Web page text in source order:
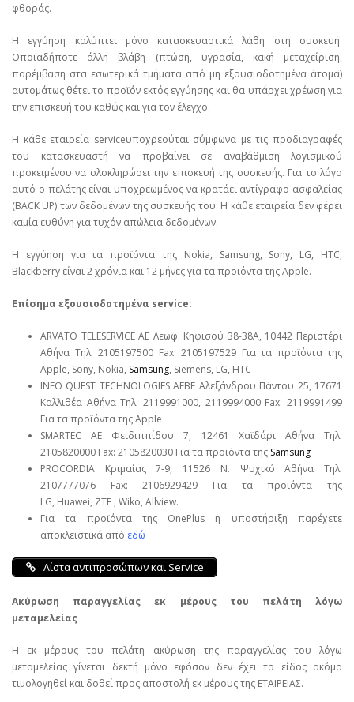
φθοράς.
Η εγγύηση καλύπτει μόνο κατασκευαστικά λάθη στη συσκευή.
Οποιαδήποτε άλλη βλάβη (πτώση, υγρασία, κακή μεταχείριση,
παρέμβαση στα εσωτερικά τμήματα από μη εξουσιοδοτημένα άτομα)
αυτομάτως θέτει το προϊόν εκτός εγγύησης και θα υπάρχει χρέωση για
την επισκευή του καθώς και για τον έλεγχο.
Η κάθε εταιρεία serviceυποχρεούται σύμφωνα με τις προδιαγραφές
του κατασκευαστή να προβαίνει σε αναβάθμιση λογισμικού
προκειμένου να ολοκληρώσει την επισκευή της συσκευής. Για το λόγο
αυτό ο πελάτης είναι υποχρεωμένος να κρατάει αντίγραφο ασφαλείας
(BACK UP) των δεδομένων της συσκευής του. Η κάθε εταιρεία δεν φέρει
καμία ευθύνη για τυχόν απώλεια δεδομένων.
Η εγγύηση για τα προϊόντα της Nokia, Samsung, Sony, LG, HTC,
Blackberry είναι 2 χρόνια και 12 μήνες για τα προϊόντα της Apple.
Επίσημα εξουσιοδοτημένα service:
ARVATO TELESERVICE ΑΕ Λεωφ. Κηφισού 38-38Α, 10442 Περιστέρι
Αθήνα Τηλ. 2105197500 Fax: 2105197529 Για τα προϊόντα της
Apple, Sony, Nokia, Samsung, Siemens, LG, HTC
INFO QUEST TECHNOLOGIES ΑΕΒΕ Αλεξάνδρου Πάντου 25, 17671
Καλλιθέα Αθήνα Τηλ. 2119991000, 2119994000 Fax: 2119991499
Για τα προϊόντα της Apple
SMARTEC ΑΕ Φειδιππίδου 7, 12461 Χαϊδάρι Αθήνα Τηλ.
2105820000 Fax: 2105820030 Για τα προϊόντα της Samsung
PROCORDIA Κριμαίας 7-9, 11526 Ν. Ψυχικό Αθήνα Τηλ.
2107777076 Fax: 2106929429 Για τα προϊόντα της
LG, Huawei, ΖΤΕ , Wiko, Allview.
Για τα προϊόντα της OnePlus η υποστήριξη παρέχετε
αποκλειστικά από εδώ
Λίστα αντιπροσώπων και Service
Ακύρωση παραγγελίας εκ μέρους του πελάτη λόγω
μεταμελείας
Η εκ μέρους του πελάτη ακύρωση της παραγγελίας του λόγω
μεταμελείας γίνεται δεκτή μόνο εφόσον δεν έχει το είδος ακόμα
τιμολογηθεί και δοθεί προς αποστολή εκ μέρους της ΕΤΑΙΡΕΙΑΣ.